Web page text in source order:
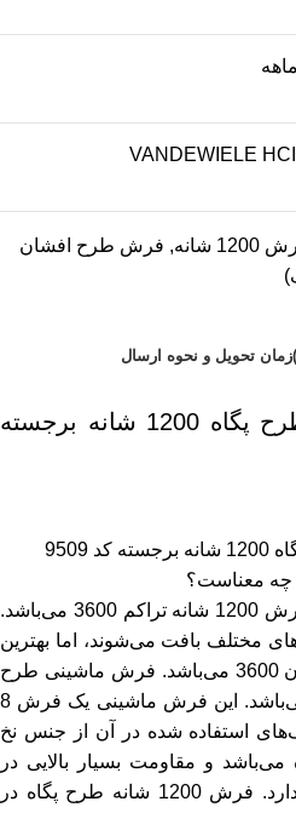
VANDEWIELE
شانه , فرش طرح افشان
زمان تحویل و نحوه ارسال
معرفی فرش ماشینی طرح پگاه 1200 شانه برجسته
معناست؟
شانه تراکم 3600
می‌باشد.
تراکم‌های مختلف بافت می‌شوند، اما بهترین
تراکم برای اینگونه فرش‌ها همان 3600 می‌باشد. فرش ماشینی طرح
پگاه یک فرش نقش برجسته می‌باشد. این فرش ماشینی یک فرش 8
استفاده شده در آن از جنس نخ
و مقاومت بسیار بالایی در
برابر کوبیده شدن و ساییدگی دارد. فرش 1200 شانه طرح پگاه در